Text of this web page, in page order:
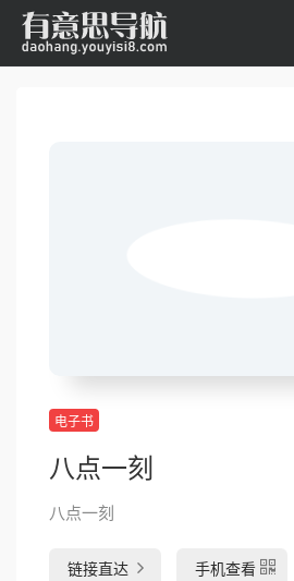
电子书
八点一刻
八点一刻
链接直达 手机查看